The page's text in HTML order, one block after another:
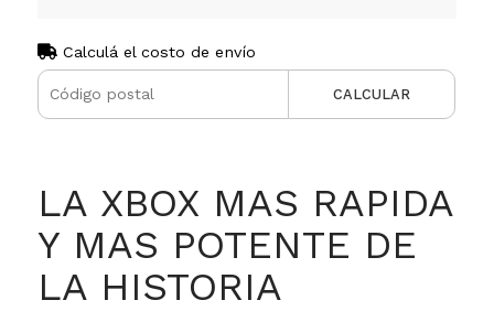
Calculá el costo de envío
CALCULAR
LA XBOX MAS RAPIDA
Y MAS POTENTE DE
LA HISTORIA